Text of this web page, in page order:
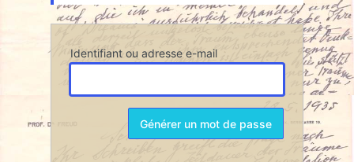
Identifiant ou adresse e-mail